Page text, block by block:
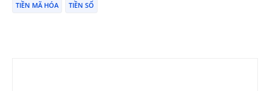
TIỀN MÃ HÓA
TIỀN SỐ